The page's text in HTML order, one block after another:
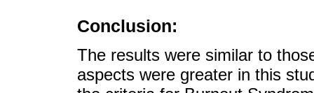
Conclusion:
The results were similar to
aspects were greater in this